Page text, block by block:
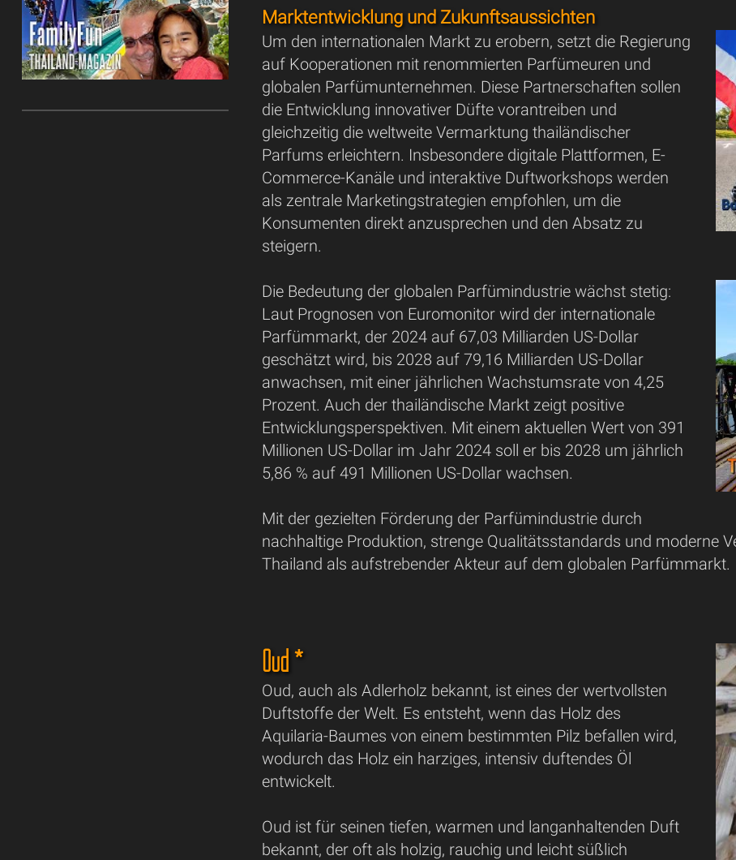
Marktentwicklung und Zukunftsaussichten
Um den internationalen Markt zu erobern, setzt die Regierung
auf Kooperationen mit renommierten Parfümeuren und
globalen Parfümunternehmen. Diese Partnerschaften sollen
die Entwicklung innovativer Düfte vorantreiben und
gleichzeitig die weltweite Vermarktung thailändischer
Parfums erleichtern. Insbesondere digitale Plattformen, E-
Commerce-Kanäle und interaktive Duftworkshops werden
als zentrale Marketingstrategien empfohlen, um die
Konsumenten direkt anzusprechen und den Absatz zu
steigern.
Die Bedeutung der globalen Parfümindustrie wächst stetig:
Laut Prognosen von Euromonitor wird der internationale
Parfümmarkt, der 2024 auf 67,03 Milliarden US-Dollar
geschätzt wird, bis 2028 auf 79,16 Milliarden US-Dollar
anwachsen, mit einer jährlichen Wachstumsrate von 4,25
Prozent. Auch der thailändische Markt zeigt positive
Entwicklungsperspektiven. Mit einem aktuellen Wert von 391
Millionen US-Dollar im Jahr 2024 soll er bis 2028 um jährlich
5,86 % auf 491 Millionen US-Dollar wachsen.
Mit der gezielten Förderung der Parfümindustrie durch
nachhaltige Produktion, strenge Qualitätsstandards und moderne
Thailand als aufstrebender Akteur auf dem globalen Parfümmarkt.
Oud *
Oud, auch als Adlerholz bekannt, ist eines der wertvollsten
Duftstoffe der Welt. Es entsteht, wenn das Holz des
Aquilaria-Baumes von einem bestimmten Pilz befallen wird,
wodurch das Holz ein harziges, intensiv duftendes Öl
entwickelt.
Oud ist für seinen tiefen, warmen und langanhaltenden Duft
bekannt, der oft als holzig, rauchig und leicht süßlich